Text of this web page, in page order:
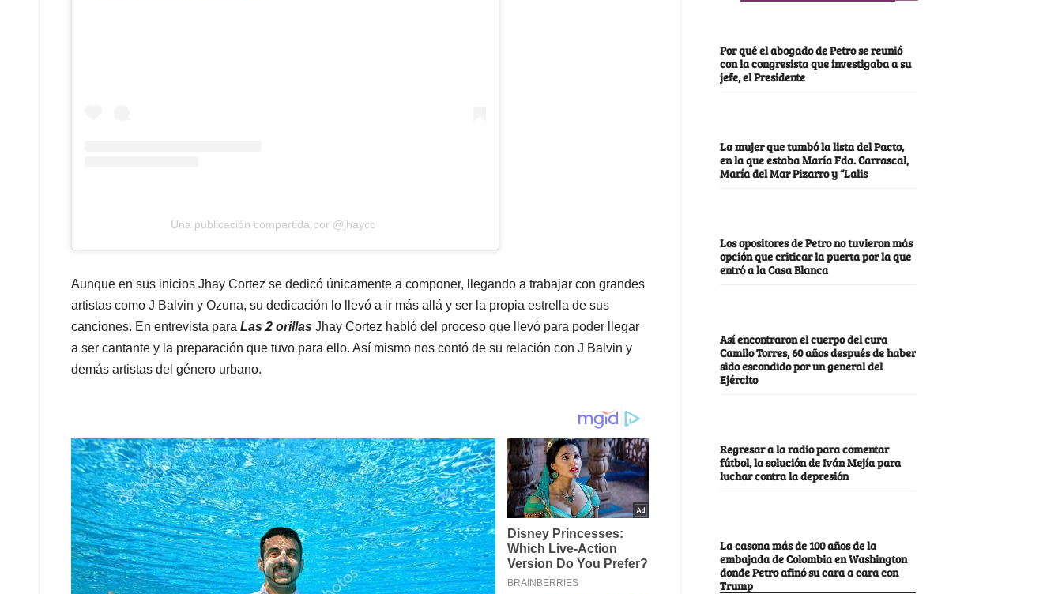
Una publicación compartida por @jhayco
Aunque en sus inicios Jhay Cortez se dedicó únicamente a componer, llegando a trabajar con grandes
artistas como J Balvin y Ozuna, su dedicación lo llevó a ir más allá y ser la propia estrella de sus
canciones. En entrevista para Las 2 orillas Jhay Cortez habló del proceso que llevó para poder llegar
a ser cantante y la preparación que tuvo para ello. Así mismo nos contó de su relación con J Balvin y
demás artistas del género urbano.
Por qué el abogado de Petro se reunió
con la congresista que investigaba a su
jefe, el Presidente
La mujer que tumbó la lista del Pacto,
en la que estaba María Fda. Carrascal,
María del Mar Pizarro y “Lalis
Los opositores de Petro no tuvieron más
opción que criticar la puerta por la que
entró a la Casa Blanca
Así encontraron el cuerpo del cura
Camilo Torres, 60 años después de haber
sido escondido por un general del
Ejército
Regresar a la radio para comentar
fútbol, la solución de Iván Mejía para
luchar contra la depresión
La casona más de 100 años de la
embajada de Colombia en Washington
donde Petro afinó su cara a cara con
Trump